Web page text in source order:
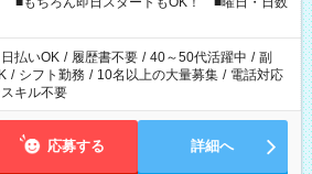
日払いOK / 履歴書不要 / 40～50代活躍中 / 副
/ シフト勤務 / 10名以上の大量募集 / 電話対応
キル不要
応募する 詳細へ